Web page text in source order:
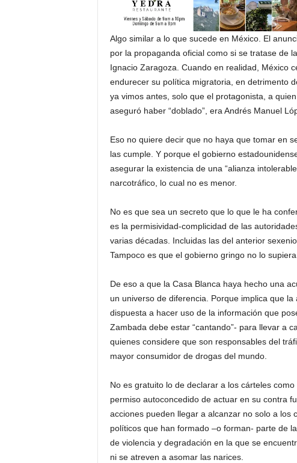
Algo similar a lo que sucede en México. El
por la propaganda oficial como si se tratase de
Ignacio Zaragoza. Cuando en realidad, México
endurecer su política migratoria, en detrimento
ya vimos antes, solo que el protagonista, a
aseguró haber “doblado”, era Andrés Manuel
Eso no quiere decir que no haya que tomar en
las cumple. Y porque el gobierno
asegurar la existencia de una “alianza
narcotráfico, lo cual no es menor.
No es que sea un secreto que lo que le ha
es la permisividad-complicidad de las
varias décadas. Incluidas las del anterior
Tampoco es que el gobierno gringo no lo
De eso a que la Casa Blanca haya hecho una
un universo de diferencia. Porque implica que
dispuesta a hacer uso de la información que
Zambada debe estar “cantando”- para llevar a
quienes considere que son responsables del
mayor consumidor de drogas del mundo.
No es gratuito lo de declarar a los cárteles
permiso autoconcedido de actuar en su contra
acciones pueden llegar a alcanzar no solo a los
políticos que han formado –o forman- parte de
de violencia y degradación en la que se
ni se atreven a asomar las narices.